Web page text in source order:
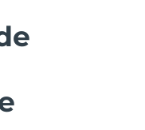
Livraison estimée
estimée